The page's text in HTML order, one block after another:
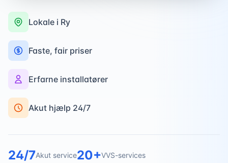
Lokale i Ry
Faste, fair priser
Erfarne installatører
Akut hjælp 24/7
24/7Akut service20+VVS-services